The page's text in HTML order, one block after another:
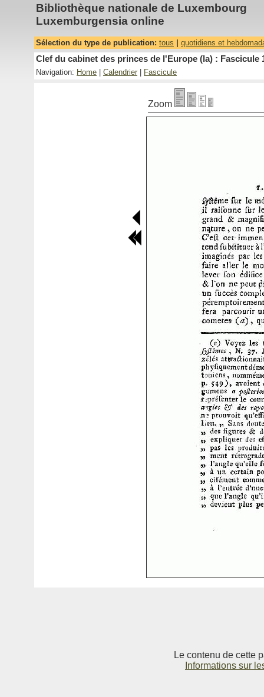
Bibliothèque nationale de Luxembourg
Luxemburgensia online
Sélection du type de publication: tous quotidiens et
Clef du cabinet des princes de l'Europe (la) : Fascicule
Navigation: Home Calendrier Fascicule
Zoom
Le contenu de cette
Informations sur